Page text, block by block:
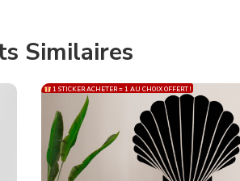
Similaires
1 STICKER ACHETER = 1 AU CHOIX OFFERT !